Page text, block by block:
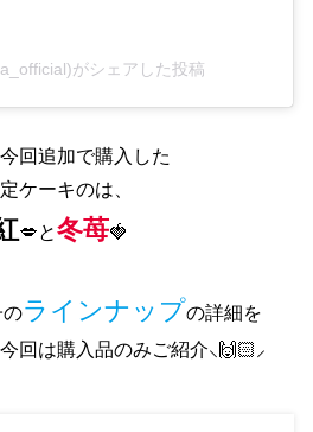
がシェアした投稿
回追加で購入した
ケーキのは、
💋と冬苺🍓
のラインナップの詳細を
回は購入品のみご紹介⸜🙌🏻⸝‍